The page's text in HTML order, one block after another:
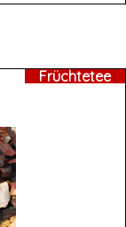
Früchtetee